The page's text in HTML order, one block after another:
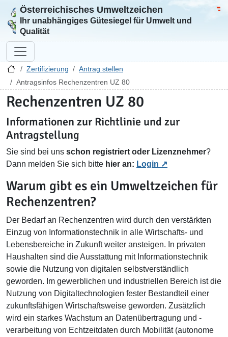
Zur Startseite
Österreichisches Umweltzeichen
Ihr unabhängiges Gütesiegel für Umwelt und
Qualität
Zertifizierung
Antrag stellen
Antragsinfos Rechenzentren UZ 80
Rechenzentren UZ 80
Informationen zur Richtlinie und zur
Antragstellung
Sie sind bei uns schon registriert oder Lizenznehmer?
Dann melden Sie sich bitte hier an: Login
Warum gibt es ein Umweltzeichen für
Rechenzentren?
Der Bedarf an Rechenzentren wird durch den verstärkten
Einzug von Informationstechnik in alle Wirtschafts- und
Lebensbereiche in Zukunft weiter ansteigen. In privaten
Haushalten sind die Ausstattung mit Informationstechnik
sowie die Nutzung von digitalen selbstverständlich
geworden. Im gewerblichen und industriellen Bereich ist die
Nutzung von Digitaltechnologien fester Bestandteil einer
zukunftsfähigen Wirtschaftsweise geworden. Zusätzlich
wird ein starkes Wachstum an Datenübertragung und -
verarbeitung von Echtzeitdaten durch Mobilität (autonome